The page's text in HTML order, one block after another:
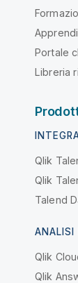
Portale
Libreria
Qlik
Qlik
Talend
ANALISI
Qlik
Qlik